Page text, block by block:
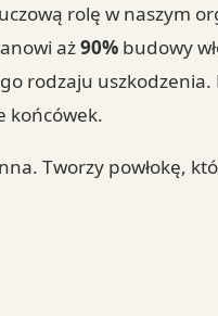
rolę w naszym
aż90% budowy
rodzaju uszkodzenia.
końcówek.
Tworzy powłokę,